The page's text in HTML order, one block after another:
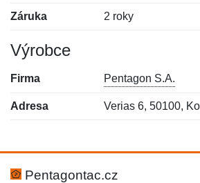
Záruka 2 roky
Výrobce
Firma Pentagon S.A.
Adresa Verias 6, 50100,
Hodnocení:
Jméno:
Pentagontac.cz